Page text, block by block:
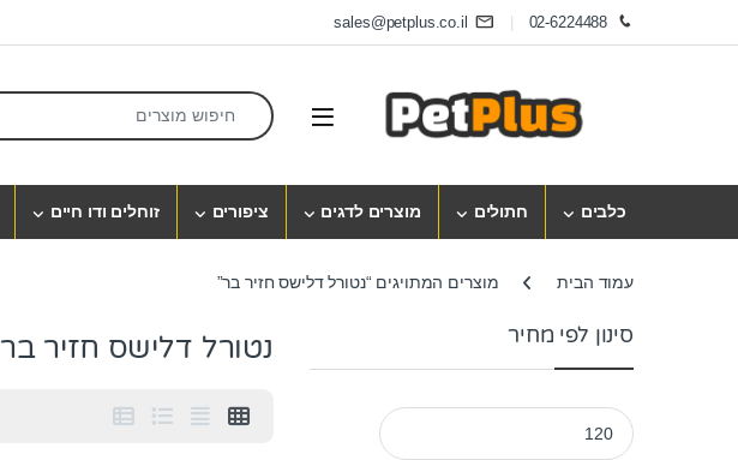
Skip to navigation
02-6224488
sales@petplus.co.il
Open
Search for:
כלבים חתולים מוצרים לדגים ציפורים זוחלים ודו חיים
עמוד הבית מוצרים המתויגים “נטורל דלישס חזיר בר”
נטורל דלישס חזיר בר סינון לפי מחיר
מחיר מינימלי
מחיר מקסימלי